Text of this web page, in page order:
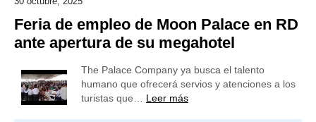
Feria de empleo de Moon Palace en RD
ante apertura de su megahotel
The Palace Company ya busca el talento
humano que ofrecerá servios y atenciones a los
turistas que… Leer más